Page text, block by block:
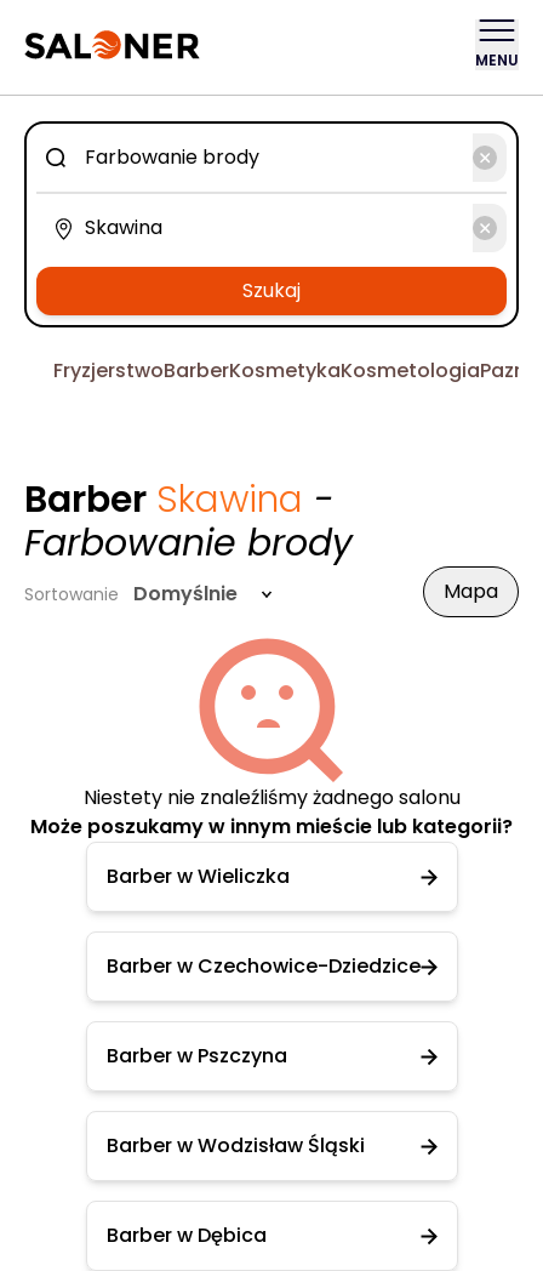
MENU
Szukaj
FryzjerstwoBarberKosmetykaKosmetologia
Barber Skawina -
Farbowanie brody
Sortowanie Domyślnie Mapa
Niestety nie znaleźliśmy żadnego salonu
Może poszukamy w innym mieście lub kategorii?
Barber w Wieliczka
Barber w Czechowice-Dziedzice
Barber w Pszczyna
Barber w Wodzisław Śląski
Barber w Dębica